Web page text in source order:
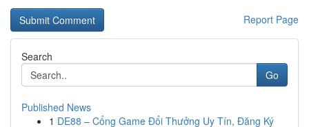
Report Page
Search
Go
Published News
1 DE88 – Cổng Game Đổi Thưởng Uy Tín, Đăng Ký